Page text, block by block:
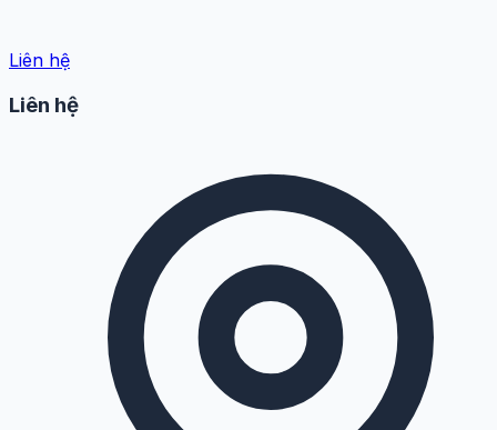
Liên hệ
Liên hệ